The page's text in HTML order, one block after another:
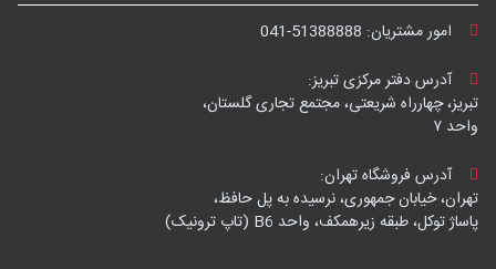
امور مشتریان: 041-51388888
آدرس دفتر مرکزی تبریز:
تبریز، چهارراه شریعتی، مجتمع تجاری گلستان،
واحد ۷
آدرس فروشگاه تهران:
تهران، خیابان جمهوری، نرسیده به پل حافظ،
پاساژ توکل، طبقه زیرهمکف، واحد B6 (تاپ ترونیک)